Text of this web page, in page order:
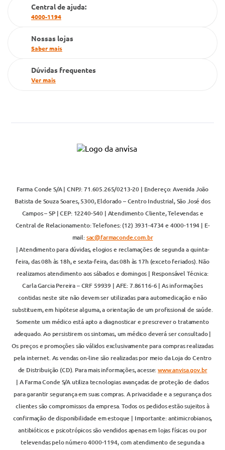
Cartão Grupo Conde
Televendas
Central de ajuda:
4000-1194
Nossas lojas
Saber mais
Dúvidas frequentes
Ver mais
Farma Conde S/A | CNPJ: 71.605.265/0213-20 | Endereço: Avenida João
Batista de Souza Soares, 5300, Eldorado – Centro Industrial, São José dos
Campos – SP | CEP: 12240-540 | Atendimento Cliente, Televendas e
Central de Relacionamento: Telefones: (12) 3931-4734 e 4000-1194 | E-
mail:sac@farmaconde.com.br
| Atendimento para dúvidas, elogios e reclamações de segunda a quinta-
feira, das 08h às 18h, e sexta-feira, das 08h às 17h (exceto feriados). Não
realizamos atendimento aos sábados e domingos | Responsável Técnica:
Carla Garcia Pereira – CRF 59939 | AFE: 7.86116-6 | As informações
contidas neste site não devem ser utilizadas para automedicação e não
substituem, em hipótese alguma, a orientação de um profissional de saúde.
Somente um médico está apto a diagnosticar e prescrever o tratamento
adequado. Ao persistirem os sintomas, um médico deverá ser consultado |
Os preços e promoções são válidos exclusivamente para compras realizadas
pela internet. As vendas on-line são realizadas por meio da Loja do Centro
de Distribuição (CD). Para mais informações, acesse:www.anvisa.gov.br
| A Farma Conde S/A utiliza tecnologias avançadas de proteção de dados
para garantir segurança em suas compras. A privacidade e a segurança dos
clientes são compromissos da empresa. Todos os pedidos estão sujeitos à
confirmação de disponibilidade em estoque | Importante: antimicrobianos,
antibióticos e psicotrópicos são vendidos apenas em lojas físicas ou por
televendas pelo número 4000-1194, com atendimento de segunda a